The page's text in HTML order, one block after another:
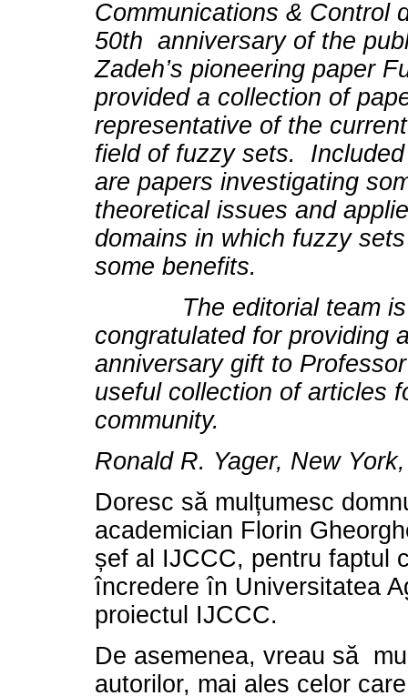
Communications & Control
50th anniversary of the
Zadeh’s pioneering paper
provided a collection of
representative of the
field of fuzzy sets.
are papers investigating
theoretical issues and
domains in which fuzzy
some benefits.
The editorial team is
congratulated for providing
anniversary gift to
useful collection of articles
community.
Ronald R. Yager, New
Doresc să mulțumesc
academician Florin
șef al IJCCC, pentru faptul
încredere în Universitatea
proiectul IJCCC.
De asemenea, vreau să
autorilor, mai ales celor